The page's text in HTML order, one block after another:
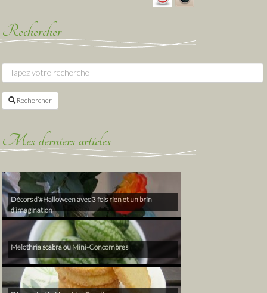
Rechercher
Rechercher
Mes derniers articles
Décors d’#Halloween avec 3 fois rien et un brin
d’imagination
Melothria scabra ou Mini-Concombres